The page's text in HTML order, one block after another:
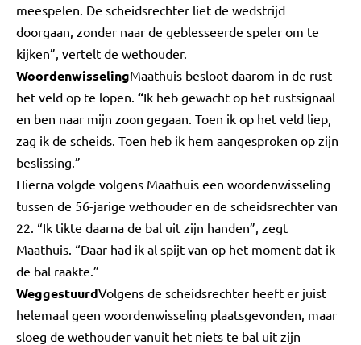
meespelen. De scheidsrechter liet de wedstrijd
doorgaan, zonder naar de geblesseerde speler om te
kijken”, vertelt de wethouder.
WoordenwisselingMaathuis besloot daarom in de rust
het veld op te lopen. “Ik heb gewacht op het rustsignaal
en ben naar mijn zoon gegaan. Toen ik op het veld liep,
zag ik de scheids. Toen heb ik hem aangesproken op zijn
beslissing.”
Hierna volgde volgens Maathuis een woordenwisseling
tussen de 56-jarige wethouder en de scheidsrechter van
22. “Ik tikte daarna de bal uit zijn handen”, zegt
Maathuis. “Daar had ik al spijt van op het moment dat ik
de bal raakte.”
WeggestuurdVolgens de scheidsrechter heeft er juist
helemaal geen woordenwisseling plaatsgevonden, maar
sloeg de wethouder vanuit het niets te bal uit zijn